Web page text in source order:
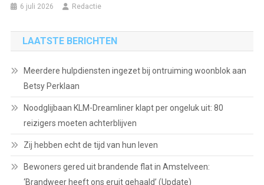
6 juli 2026 Redactie
LAATSTE BERICHTEN
Meerdere hulpdiensten ingezet bij ontruiming woonblok aan
Betsy Perklaan
Noodglijbaan KLM-Dreamliner klapt per ongeluk uit: 80
reizigers moeten achterblijven
Zij hebben echt de tijd van hun leven
Bewoners gered uit brandende flat in Amstelveen:
‘Brandweer heeft ons eruit gehaald’ (Update)